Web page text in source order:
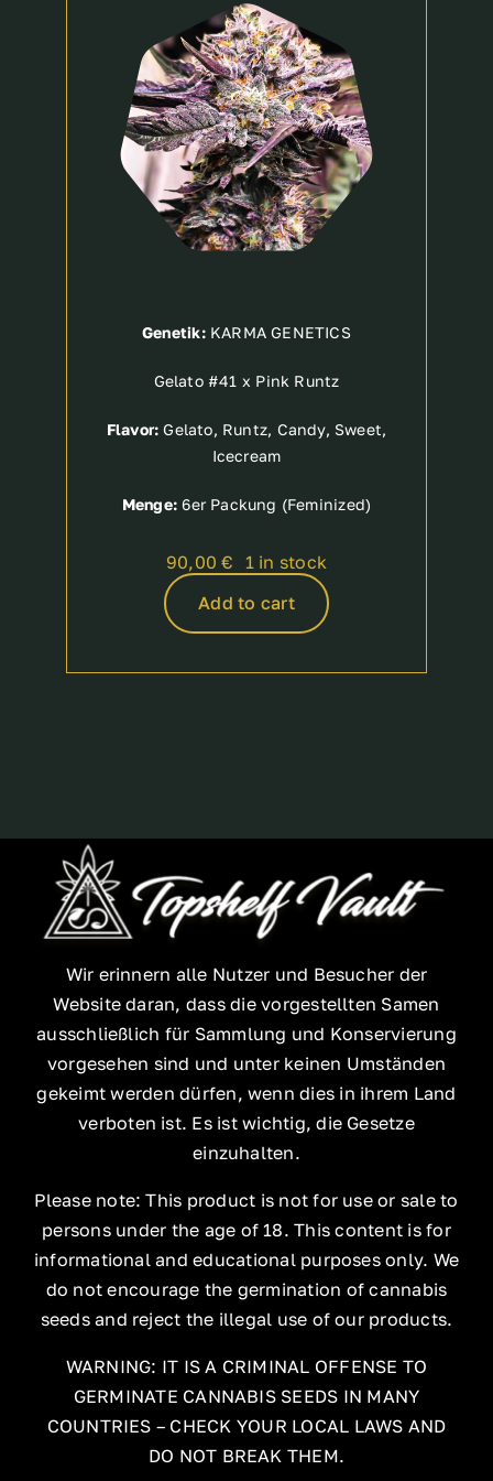
Genetik:KARMA GENETICS
Gelato #41 x Pink Runtz
Flavor: Gelato, Runtz, Candy, Sweet,
Icecream
Menge: 6er Packung (Feminized)
90,00€
1 in stock
Add to cart
Wir erinnern alle Nutzer und Besucher der
Website daran, dass die vorgestellten Samen
ausschließlich für Sammlung und Konservierung
vorgesehen sind und unter keinen Umständen
gekeimt werden dürfen, wenn dies in ihrem Land
verboten ist. Es ist wichtig, die Gesetze
einzuhalten.
Please note: This product is not for use or sale to
persons under the age of 18. This content is for
informational and educational purposes only. We
do not encourage the germination of cannabis
seeds and reject the illegal use of our products.
WARNING: IT IS A CRIMINAL OFFENSE TO
GERMINATE CANNABIS SEEDS IN MANY
COUNTRIES – CHECK YOUR LOCAL LAWS AND
DO NOT BREAK THEM.